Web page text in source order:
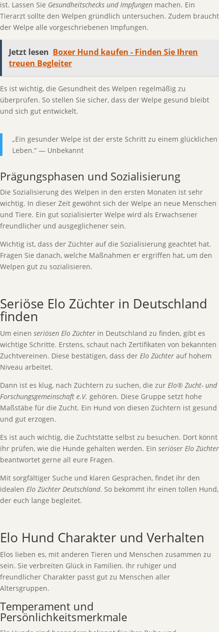
ist. Lassen Sie Gesundheitschecks und Impfungen machen. Ein
Tierarzt sollte den Welpen gründlich untersuchen. Zudem braucht
der Welpe alle vorgeschriebenen Impfungen.
Jetzt lesen Boxer Hund kaufen - Finden Sie Ihren
treuen Begleiter
Es ist wichtig, die Gesundheit des Welpen regelmäßig zu
überprüfen. So stellen Sie sicher, dass der Welpe gesund bleibt
und sich gut entwickelt.
„Ein gesunder Welpe ist der erste Schritt zu einem glücklichen
Leben.“ — Unbekannt
Prägungsphasen und Sozialisierung
Die Sozialisierung des Welpen in den ersten Monaten ist sehr
wichtig. In dieser Zeit gewöhnt sich der Welpe an neue Menschen
und Tiere. Ein gut sozialisierter Welpe wird als Erwachsener
freundlicher und ausgeglichener sein.
Wichtig ist, dass der Züchter auf die Sozialisierung geachtet hat.
Fragen Sie danach, welche Maßnahmen er ergriffen hat, um den
Welpen gut zu sozialisieren.
Seriöse Elo Züchter in Deutschland
finden
Um einen seriösen Elo Züchter in Deutschland zu finden, gibt es
wichtige Schritte. Erstens, schaut nach Zertifikaten von bekannten
Zuchtvereinen. Diese bestätigen, dass der Elo Züchter auf hohem
Niveau arbeitet.
Dann ist es klug, nach Züchtern zu suchen, die zur Elo® Zucht- und
Forschungsgemeinschaft e.V. gehören. Diese Gruppe setzt hohe
Maßstäbe für die Zucht. Ein Hund von diesen Züchtern ist gesund
und gut erzogen.
Es ist auch wichtig, die Zuchtstätte selbst zu besuchen. Dort könnt
ihr prüfen, wie die Hunde gehalten werden. Ein seriöser Elo Züchter
beantwortet gerne all eure Fragen.
Mit sorgfältiger Suche und klaren Gesprächen, findet ihr den
idealen Elo Züchter Deutschland. So bekommt ihr einen tollen Hund,
der euch lange begleitet.
Elo Hund Charakter und Verhalten
Elos lieben es, mit anderen Tieren und Menschen zusammen zu
sein. Sie verbreiten Glück in Familien. Ihr ruhiger und
freundlicher Charakter passt gut zu Menschen aller
Altersgruppen.
Temperament und
Persönlichkeitsmerkmale